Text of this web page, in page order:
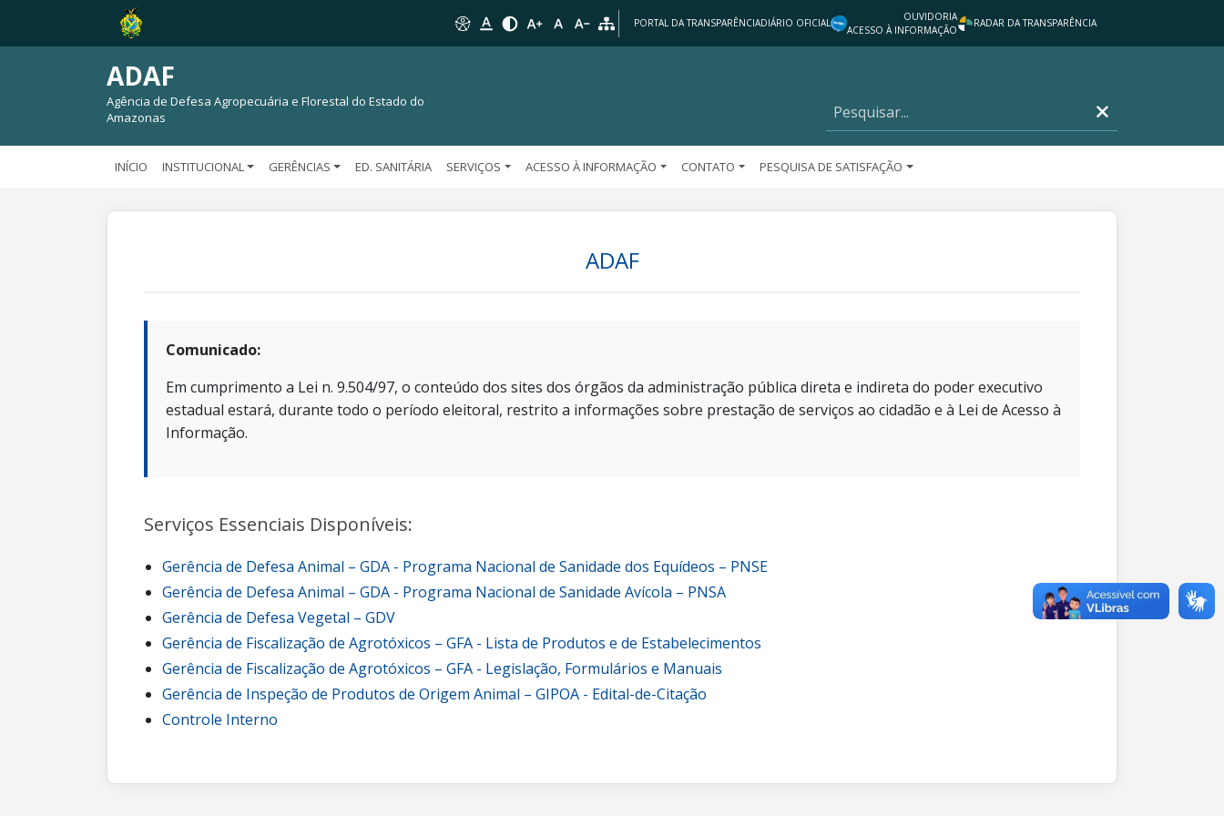
PORTAL DA TRANSPARÊNCIADIÁRIO OFICIAL
OUVIDORIA
ACESSO À INFORMAÇÃO
RADAR DA TRANSPARÊNCIA
ADAF
Agência de Defesa Agropecuária e Florestal do Estado do
Amazonas
INÍCIO INSTITUCIONAL GERÊNCIAS ED. SANITÁRIA SERVIÇOS ACESSO À INFORMAÇÃO CONTATO PESQUISA DE SATISFAÇÃO
ADAF
Comunicado:
Em cumprimento a Lei n. 9.504/97, o conteúdo dos sites dos órgãos da administração pública direta e indireta do poder executivo
estadual estará, durante todo o período eleitoral, restrito a informações sobre prestação de serviços ao cidadão e à Lei de Acesso à
Informação.
Serviços Essenciais Disponíveis:
Gerência de Defesa Animal – GDA - Programa Nacional de Sanidade dos Equídeos – PNSE
Gerência de Defesa Animal – GDA - Programa Nacional de Sanidade Avícola – PNSA
Gerência de Defesa Vegetal – GDV
Gerência de Fiscalização de Agrotóxicos – GFA - Lista de Produtos e de Estabelecimentos
Gerência de Fiscalização de Agrotóxicos – GFA - Legislação, Formulários e Manuais
Gerência de Inspeção de Produtos de Origem Animal – GIPOA - Edital-de-Citação
Controle Interno